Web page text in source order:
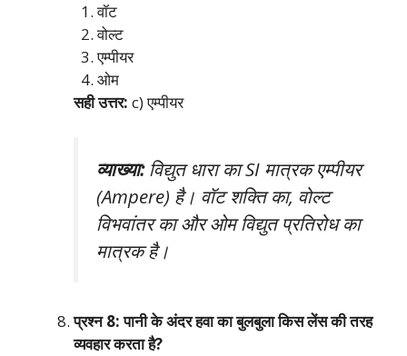
वॉट
वोल्ट
एम्पीयर
ओम
सही उत्तर: c) एम्पीयर
व्याख्या:विद्युत धारा का SI मात्रक एम्पीयर
(Ampere) है। वॉट शक्ति का, वोल्ट
विभवांतर का और ओम विद्युत प्रतिरोध का
मात्रक है।
प्रश्न 8: पानी के अंदर हवा का बुलबुला किस लेंस की तरह
व्यवहार करता है?